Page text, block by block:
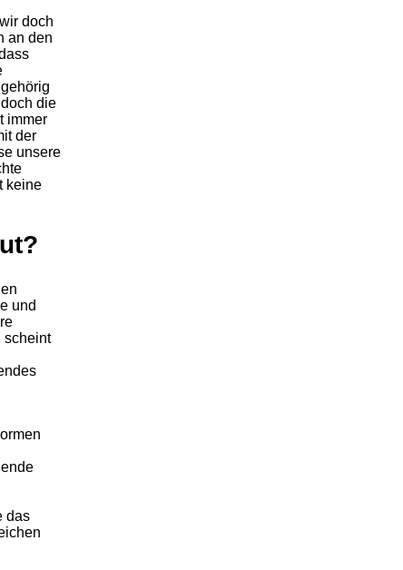
doch
an den
die
immer
der
unsere
keine
und
scheint
das